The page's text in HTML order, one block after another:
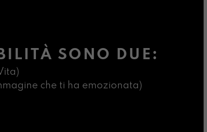
SONO DUE:
che ti ha emozionata)